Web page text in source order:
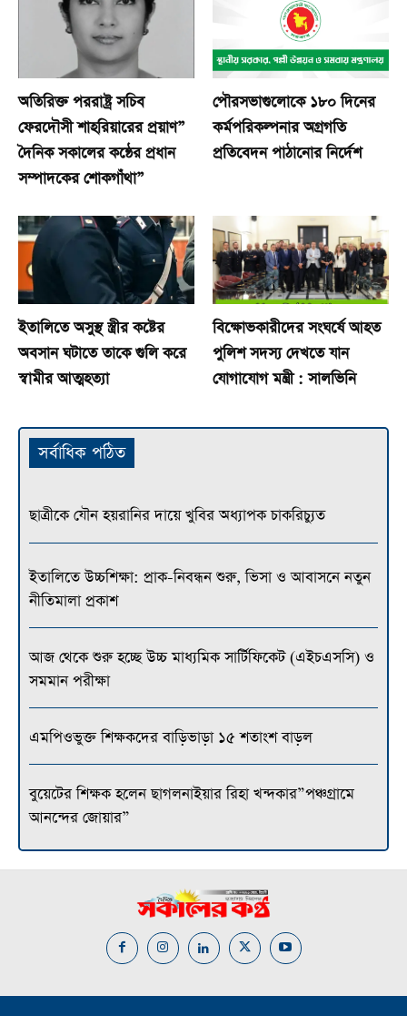
অতিরিক্ত পররাষ্ট্র সচিব
ফেরদৌসী শাহরিয়ারের প্রয়াণ”
দৈনিক সকালের কন্ঠের প্রধান
সম্পাদকের শোকগাঁথা”
পৌরসভাগুলোকে ১৮০ দিনের
কর্মপরিকল্পনার অগ্রগতি
প্রতিবেদন পাঠানোর নির্দেশ
ইতালিতে অসুস্থ স্ত্রীর কষ্টের
অবসান ঘটাতে তাকে গুলি করে
স্বামীর আত্মহত্যা
বিক্ষোভকারীদের সংঘর্ষে আহত
পুলিশ সদস্য দেখতে যান
যোগাযোগ মন্ত্রী : সালভিনি
সর্বাধিক পঠিত
ছাত্রীকে যৌন হয়রানির দায়ে খুবির অধ্যাপক চাকরিচ্যুত
ইতালিতে উচ্চশিক্ষা: প্রাক-নিবন্ধন শুরু, ভিসা ও আবাসনে নতুন
নীতিমালা প্রকাশ
আজ থেকে শুরু হচ্ছে উচ্চ মাধ্যমিক সার্টিফিকেট (এইচএসসি) ও
সমমান পরীক্ষা
এমপিওভুক্ত শিক্ষকদের বাড়িভাড়া ১৫ শতাংশ বাড়ল
বুয়েটের শিক্ষক হলেন ছাগলনাইয়ার রিহা খন্দকার”পঞ্চগ্রামে
আনন্দের জোয়ার”